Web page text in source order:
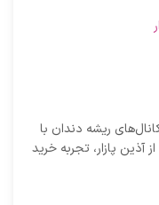
ریشه دندان با
پازار، تجربه خرید